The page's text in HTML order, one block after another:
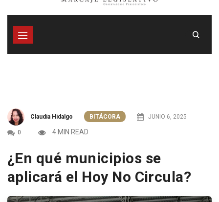
Claudia Hidalgo BITÁCORA JUNIO 6, 2025
0 4 MIN READ
¿En qué municipios se
aplicará el Hoy No Circula?